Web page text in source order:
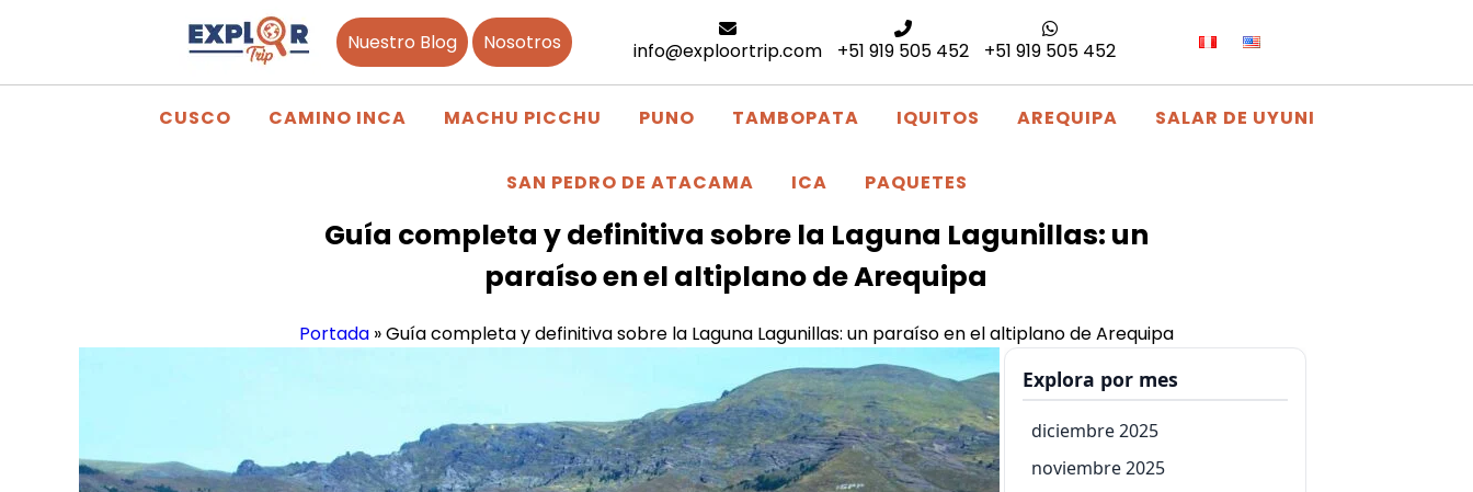
Nuestro Blog Nosotros info@exploortrip.com +51 919 505 452 +51 919 505 452
CUSCO CAMINO INCA MACHU PICCHU PUNO TAMBOPATA IQUITOS AREQUIPA SALAR DE UYUNI
SAN PEDRO DE ATACAMA ICA PAQUETES
Guía completa y definitiva sobre la Laguna Lagunillas: un
paraíso en el altiplano de Arequipa
Portada »Guía completa y definitiva sobre la Laguna Lagunillas: un paraíso en el altiplano de Arequipa
Explora por mes
diciembre 2025
noviembre 2025